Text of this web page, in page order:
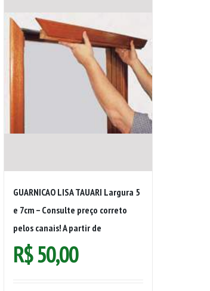
GUARNICAO LISA TAUARI Largura 5
e 7cm – Consulte preço correto
pelos canais! A partir de
R$50,00